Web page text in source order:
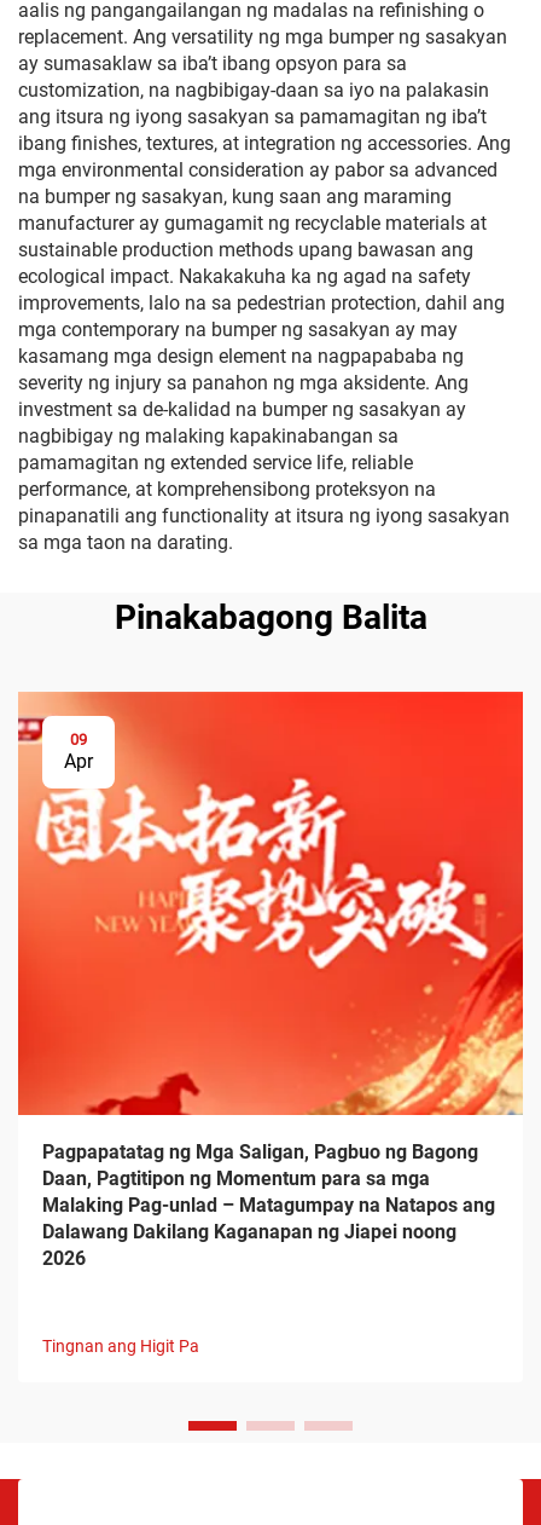
aalis ng pangangailangan ng madalas na refinishing o
replacement. Ang versatility ng mga bumper ng sasakyan
ay sumasaklaw sa iba’t ibang opsyon para sa
customization, na nagbibigay-daan sa iyo na palakasin
ang itsura ng iyong sasakyan sa pamamagitan ng iba’t
ibang finishes, textures, at integration ng accessories. Ang
mga environmental consideration ay pabor sa advanced
na bumper ng sasakyan, kung saan ang maraming
manufacturer ay gumagamit ng recyclable materials at
sustainable production methods upang bawasan ang
ecological impact. Nakakakuha ka ng agad na safety
improvements, lalo na sa pedestrian protection, dahil ang
mga contemporary na bumper ng sasakyan ay may
kasamang mga design element na nagpapababa ng
severity ng injury sa panahon ng mga aksidente. Ang
investment sa de-kalidad na bumper ng sasakyan ay
nagbibigay ng malaking kapakinabangan sa
pamamagitan ng extended service life, reliable
performance, at komprehensibong proteksyon na
pinapanatili ang functionality at itsura ng iyong sasakyan
sa mga taon na darating.
Pinakabagong Balita
09
Apr
Pagpapatatag ng Mga Saligan, Pagbuo ng Bagong
Daan, Pagtitipon ng Momentum para sa mga
Malaking Pag-unlad – Matagumpay na Natapos ang
Dalawang Dakilang Kaganapan ng Jiapei noong
2026
Tingnan ang Higit Pa